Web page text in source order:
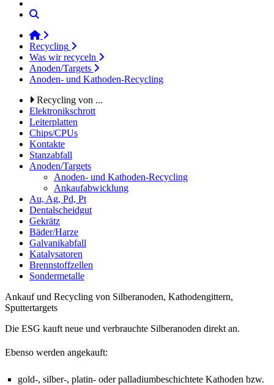
Recycling
Was wir recyceln
Anoden/Targets
Anoden- und Kathoden-Recycling
Recycling von ...
Elektronikschrott
Leiterplatten
Chips/CPUs
Kontakte
Stanzabfall
Anoden/Targets
Anoden- und Kathoden-Recycling
Ankaufabwicklung
Au, Ag, Pd, Pt
Dentalscheidgut
Gekrätz
Bäder/Harze
Galvanikabfall
Katalysatoren
Brennstoffzellen
Sondermetalle
Ankauf und Recycling von Silberanoden, Kathodengittern,
Sputtertargets
Die ESG kauft neue und verbrauchte Silberanoden direkt an.
Ebenso werden angekauft:
gold-, silber-, platin- oder palladiumbeschichtete Kathoden bzw.